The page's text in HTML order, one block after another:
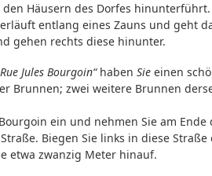
den Häusern des Dorfes hinunterführt.
entlang eines Zauns und geht
gehen rechts diese hinunter.
Jules Bourgoin“ haben Sie einen
Brunnen; zwei weitere Brunnen
ein und nehmen Sie am
Biegen Sie links in diese
etwa zwanzig Meter hinauf.